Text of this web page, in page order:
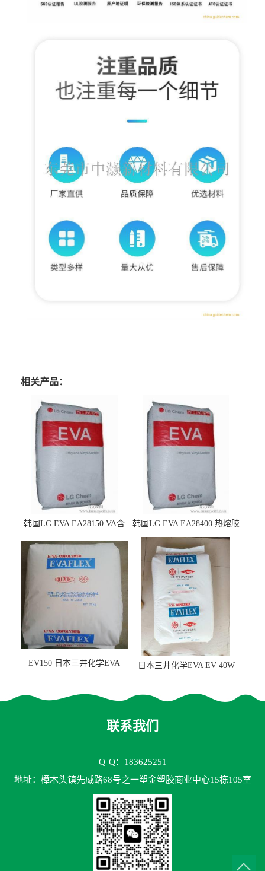
相关产品：
韩国LG EVA EA28150 VA含
韩国LG EVA EA28400 热熔胶
级 VA含量28 熔指400
EV150 日本三井化学EVA
日本三井化学EVA EV 40W
联系我们
Q Q：183625251
地址：樟木头镇先威路68号之一塑金塑胶商业中心15栋105室